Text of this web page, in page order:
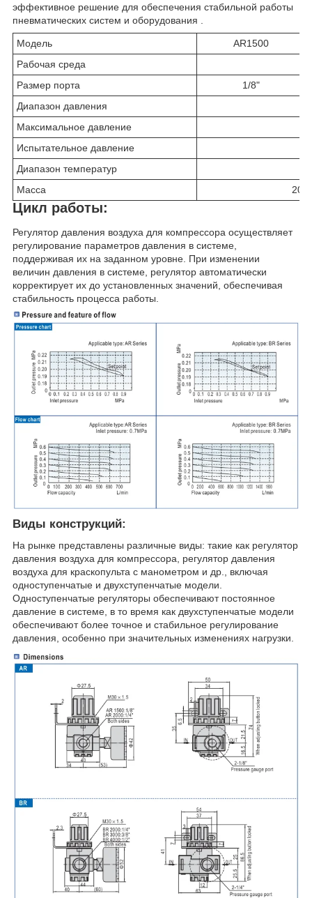
эффективное решение для обеспечения стабильной работы
пневматических систем и оборудования .
Модель
AR1500
Рабочая среда
Размер порта
1/8"
Диапазон давления
Максимальное давление
Испытательное давление
Диапазон температур
Масса
200г
Цикл работы:
Регулятор давления воздуха для компрессора осуществляет
регулирование параметров давления в системе,
поддерживая их на заданном уровне. При изменении
величин давления в системе, регулятор автоматически
корректирует их до установленных значений, обеспечивая
стабильность процесса работы.
Виды конструкций:
На рынке представлены различные виды: такие как регулятор
давления воздуха для компрессора, регулятор давления
воздуха для краскопульта с манометром и др., включая
одноступенчатые и двухступенчатые модели.
Одноступенчатые регуляторы обеспечивают постоянное
давление в системе, в то время как двухступенчатые модели
обеспечивают более точное и стабильное регулирование
давления, особенно при значительных изменениях нагрузки.